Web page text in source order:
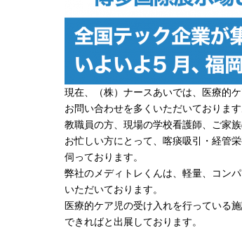
現在、（株）ナースあいでは、医療的
お問い合わせを多くいただいております
教職員の方、現場の学校看護師、ご家
お忙しい方にとって、喀痰吸引・経管
伺っております。
弊社のメディトレくんは、軽量、コン
いただいております。
医療的ケア児の受け入れを行っている
できればと出展しております。